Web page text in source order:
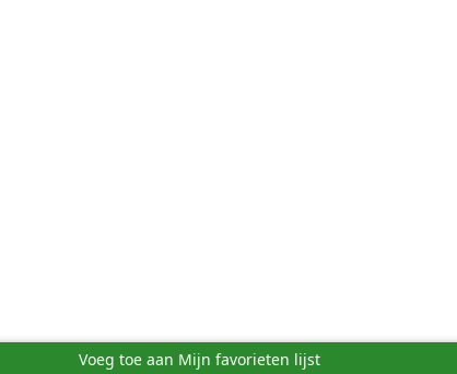
Voeg toe aan Mijn favorieten lijst